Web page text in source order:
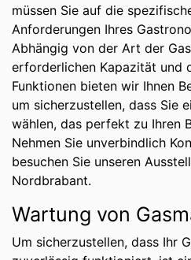
müssen Sie auf die
Anforderungen Ihres
Abhängig von der Art der
erforderlichen Kapazität und
Funktionen bieten wir Ihnen
um sicherzustellen, dass Sie
wählen, das perfekt zu Ihren
Nehmen Sie unverbindlich
besuchen Sie unseren
Nordbrabant.
Wartung von
Um sicherzustellen, dass Ihr